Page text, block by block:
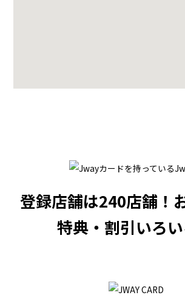
登録店舗は240店舗！
特典・割引いろい